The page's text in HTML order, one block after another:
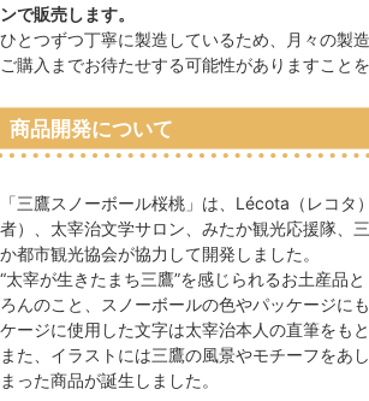
ンで販売します。
ひとつずつ丁寧に製造しているため、月々の製
ご購入までお待たせする可能性がありますこと
商品開発について
「三鷹スノーボール桜桃」は、Lécota（レコタ
者）、太宰治文学サロン、みたか観光応援隊、
か都市観光協会が協力して開発しました。
“太宰が生きたまち三鷹”を感じられるお土産品
ろんのこと、スノーボールの色やパッケージに
ケージに使用した文字は太宰治本人の直筆をも
また、イラストには三鷹の風景やモチーフをあ
まった商品が誕生しました。